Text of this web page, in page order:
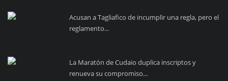
Acusan a Tagliafico de incumplir una regla, pero el
reglamento...
La Maratón de Cudaio duplica inscriptos y
renueva su compromiso...